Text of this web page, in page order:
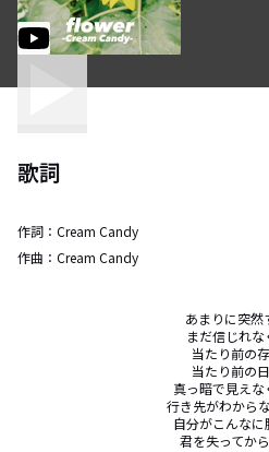
歌詞
作詞： Cream Candy
作曲： Cream Candy
あまりに突然
まだ信じれな
当たり前の
当たり前の
真っ暗で見えな
行き先がわから
自分がこんなに
君を失ってか